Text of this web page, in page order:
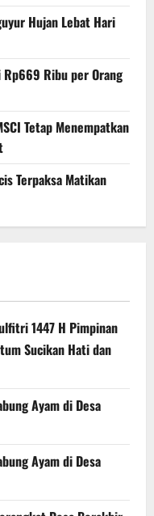
Hujan Lebat Hari
Ribu per Orang
Tetap Menempatkan
Terpaksa Matikan
1447 H Pimpinan
Sucikan Hati dan
Ayam di Desa
Ayam di Desa